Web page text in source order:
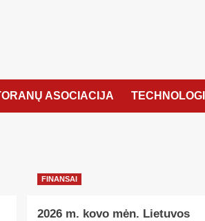
ASOCIACIJA
FINANSAI
2026 m. kovo mėn. Lietuvos